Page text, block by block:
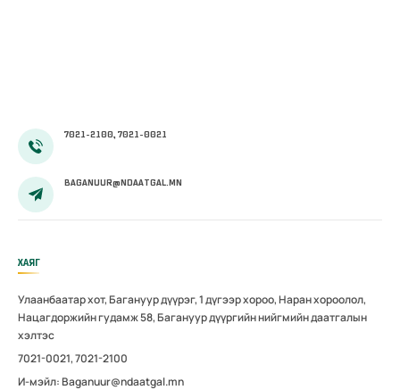
7021-2100, 7021-0021
BAGANUUR@NDAATGAL.MN
ХАЯГ
Улаанбаатар хот, Багануур дүүрэг, 1 дүгээр хороо, Наран хороолол,
Нацагдоржийн гудамж 58, Багануур дүүргийн нийгмийн даатгалын
хэлтэс
7021-0021, 7021-2100
И-мэйл: Baganuur@ndaatgal.mn